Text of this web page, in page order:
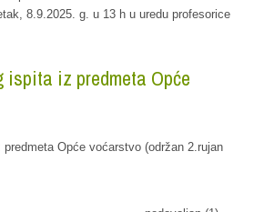
8.9.2025. g. u 13 h u uredu profesorice
ispita iz predmeta Opće
Opće voćarstvo (održan 2.rujan